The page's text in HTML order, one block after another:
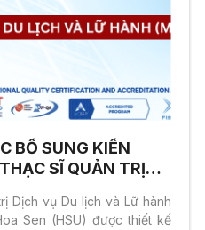
BỔ SUNG KIẾN
SĨ QUẢN TRỊ
Dịch vụ Du lịch và Lữ hành
Sen (HSU) được thiết kế